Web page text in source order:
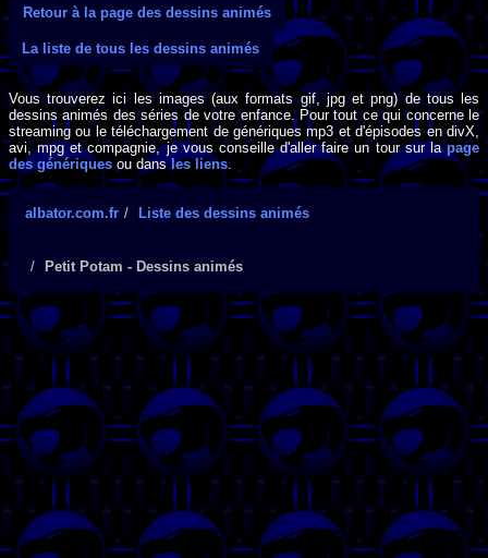
Retour à la page des dessins animés
La liste de tous les dessins animés
Vous trouverez ici les images (aux formats gif, jpg et png) de tous les
dessins animés des séries de votre enfance. Pour tout ce qui concerne le
streaming ou le téléchargement de génériques mp3 et d'épisodes en divX,
avi, mpg et compagnie, je vous conseille d'aller faire un tour sur lapage
des génériques ou dansles liens
albator.com.fr Liste des dessins animés
Petit Potam - Dessins animés